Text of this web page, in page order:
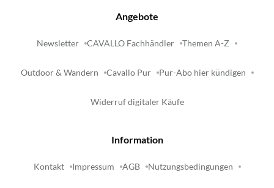
Angebote
Newsletter CAVALLO Fachhändler Themen A-Z
Outdoor & Wandern Cavallo Pur Pur-Abo hier kündigen
Widerruf digitaler Käufe
Information
Kontakt Impressum AGB Nutzungsbedingungen